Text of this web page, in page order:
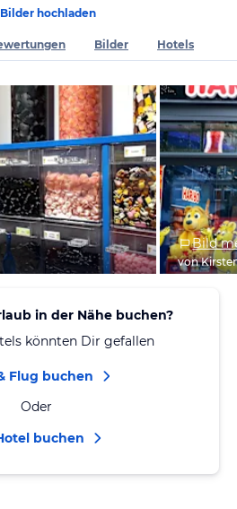
Bilder hochladen
Bilder Hotels
Bild
von
in der Nähe buchen?
könnten Dir gefallen
Flug buchen
Oder
buchen